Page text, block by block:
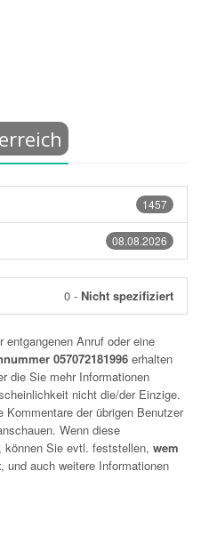
1457
08.08.2026
0 - Nicht spezifiziert
entgangenen Anruf oder eine
057072181996 erhalten
die Sie mehr Informationen
nicht die/der Einzige.
der übrigen Benutzer
Wenn diese
können Sie evtl. feststellen, wem
, und auch weitere Informationen